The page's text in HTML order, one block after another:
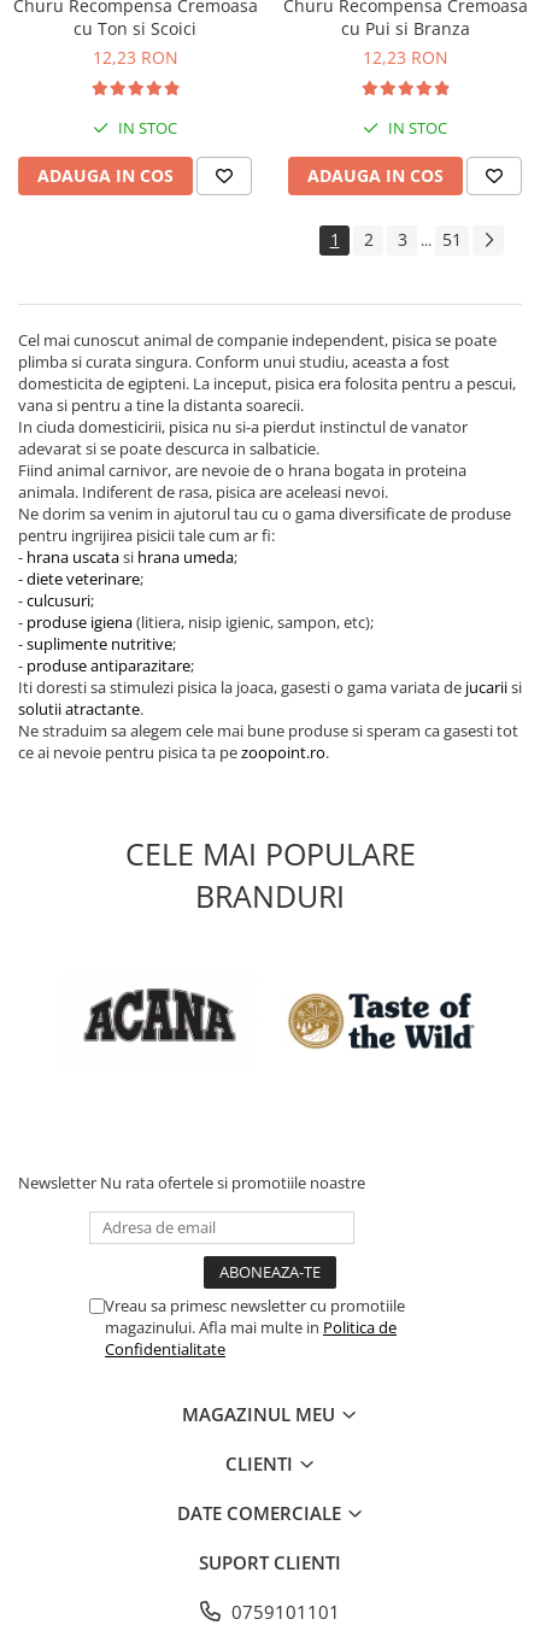
Churu Recompensa Cremoasa
cu Ton si Scoici
12,23 RON
IN STOC
ADAUGA IN COS
Churu Recompensa Cremoasa
cu Pui si Branza
12,23 RON
IN STOC
ADAUGA IN COS
1 2 3 ... 51
Cel mai cunoscut animal de companie independent, pisica se poate
plimba si curata singura. Conform unui studiu, aceasta a fost
domesticita de egipteni. La inceput, pisica era folosita pentru a pescui,
vana si pentru a tine la distanta soarecii.
In ciuda domesticirii, pisica nu si-a pierdut instinctul de vanator
adevarat si se poate descurca in salbaticie.
Fiind animal carnivor, are nevoie de o hrana bogata in proteina
animala. Indiferent de rasa, pisica are aceleasi nevoi.
Ne dorim sa venim in ajutorul tau cu o gama diversificate de produse
pentru ingrijirea pisicii tale cum ar fi:
- hrana uscatasi hrana umeda;
-diete veterinare;
-culcusuri;
- produse igiena(litiera, nisip igienic, sampon, etc);
-suplimente nutritive;
- produse antiparazitare;
Iti doresti sa stimulezi pisica la joaca, gasesti o gama variata de jucariisi
solutii atractante.
Ne straduim sa alegem cele mai bune produse si speram ca gasesti tot
ce ai nevoie pentru pisica ta pezoopoint.ro.
CELE MAI POPULARE
BRANDURI
Newsletter Nu rata ofertele si promotiile noastre
Vreau sa primesc newsletter cu promotiile
magazinului. Afla mai multe in Politica de
Confidentialitate
MAGAZINUL MEU
CLIENTI
DATE COMERCIALE
SUPORT CLIENTI
0759101101